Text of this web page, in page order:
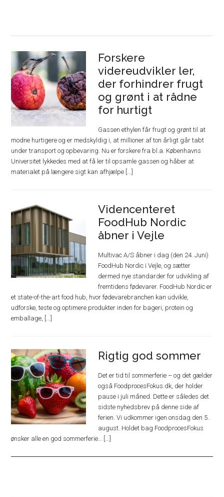
Forskere
videreudvikler ler,
der forhindrer frugt
og grønt i at rådne
for hurtigt
Gassen ethylen får frugt og grønt til at
modne hurtigere og er medskyldig i, at millioner af ton årligt går tabt
under transport og opbevaring. Nu er forskere fra bl.a. Københavns
Universitet lykkedes med at få ler til opsamle gassen og håber at
materialet på længere sigt kan afhjælpe [...]
Videncenteret
FoodHub Nordic
åbner i Vejle
Multivac A/S åbner i dag (den 24. Juni)
FoodHub Nordic i Vejle, og sætter
dermed nye standarder for udvikling af
fremtidens fødevarer. FoodHub Nordic er
et state-of-the-art food hub, hvor fødevarebranchen kan udvikle,
udforske, teste og optimere produkter inden for bageri, protein og
emballage, [...]
Rigtig god sommer
Det er tid til sommerferie – og det gælder
også FoodprocesFokus.dk, der holder
pause i juli måned. Dette er således det
sidste nyhedsbrev på denne side af
ferien. Vi udkommer igen onsdag den 5.
august. Holdet bag FoodprocesFokus
ønsker alle en god sommerferie… [...]